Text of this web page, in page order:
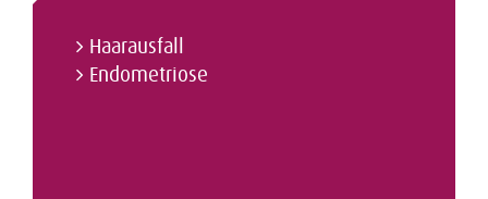
Haarausfall
Endometriose